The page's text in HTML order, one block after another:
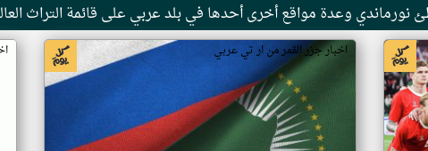
نورماندي وعدة مواقع أخرى أحدها في بلد عربي على قائمة التراث
اخبار جزر القمر من ار تي عربي